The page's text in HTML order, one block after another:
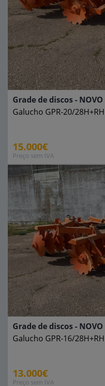
Grade de discos - NOVO
Galucho GPR-20/28H+RH
15.000€
Preço sem IVA
Grade de discos - NOVO
Galucho GPR-16/28H+RH
13.000€
Preço sem IVA